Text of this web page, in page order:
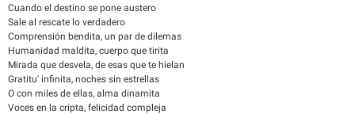
Cuando el destino se pone austero
Sale al rescate lo verdadero
Comprensión bendita, un par de dilemas
Humanidad maldita, cuerpo que tirita
Mirada que desvela, de esas que te hielan
Gratitu' infinita, noches sin estrellas
O con miles de ellas, alma dinamita
Voces en la cripta, felicidad compleja